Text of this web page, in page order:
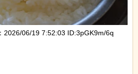
2026/06/19 7:52:03 ID:3pGK9m/6q